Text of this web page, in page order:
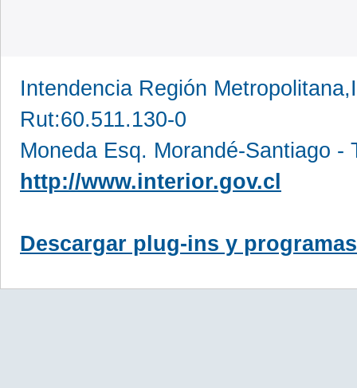
Intendencia Región
Rut:60.511.130-0
Moneda Esq. Morandé-Santiago -
http://www.interior.gov.cl
Descargar plug-ins y